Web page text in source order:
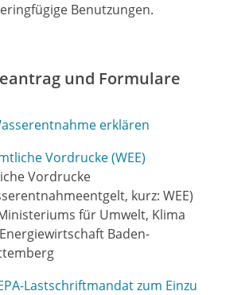
Benutzungen.
und Formulare
erklären
Vordrucke (WEE)
Vordrucke
kurz: WEE)
für Umwelt, Klima
Baden-
Lastschriftmandat zum Einzu